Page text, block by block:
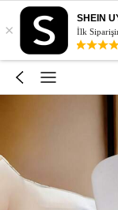
×
SHEIN
İlk